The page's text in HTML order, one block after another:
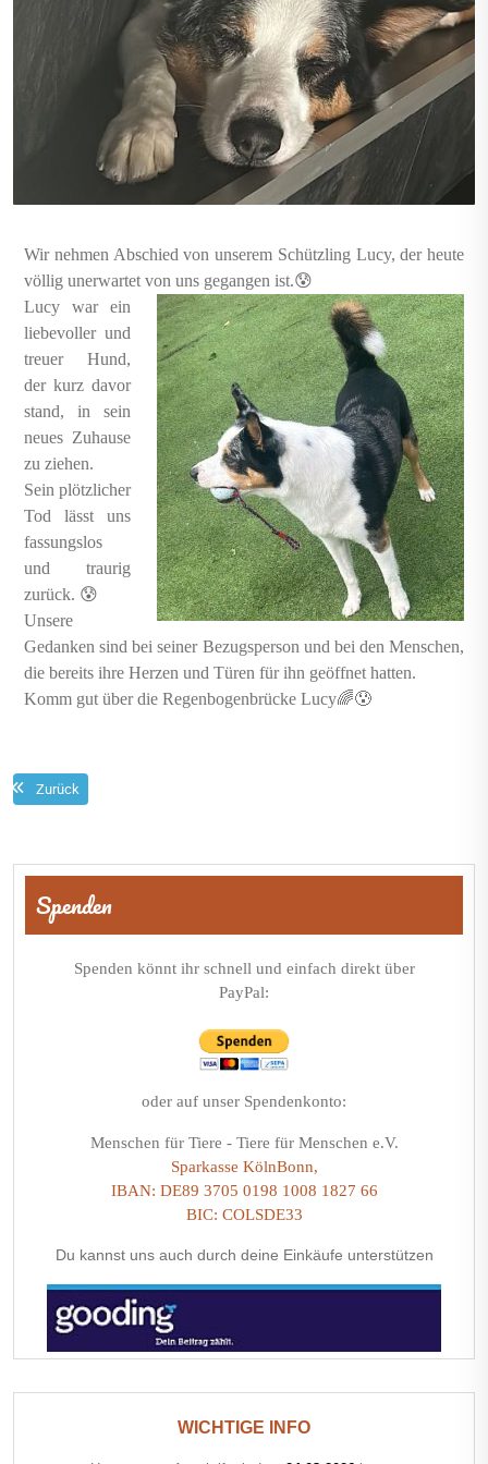
Wir nehmen Abschied von unserem Schützling Lucy, der heute
völlig unerwartet von uns gegangen ist.😰
Lucy war ein
liebevoller und
treuer Hund,
der kurz davor
stand, in sein
neues Zuhause
zu ziehen.
Sein plötzlicher
Tod lässt uns
fassungslos
und traurig
zurück. 😰
Unsere
Gedanken sind bei seiner Bezugsperson und bei den Menschen,
die bereits ihre Herzen und Türen für ihn geöffnet hatten.
Komm gut über die Regenbogenbrücke Lucy🌈😰
Zurück
Beitragsnavigation
Spenden
Spenden könnt ihr schnell und einfach direkt über
PayPal:
oder auf unser Spendenkonto:
Menschen für Tiere - Tiere für Menschen e.V.
Sparkasse KölnBonn,
IBAN: DE89 3705 0198 1008 1827 66
BIC: COLSDE33
Du kannst uns auch durch deine Einkäufe unterstützen
WICHTIGE INFO